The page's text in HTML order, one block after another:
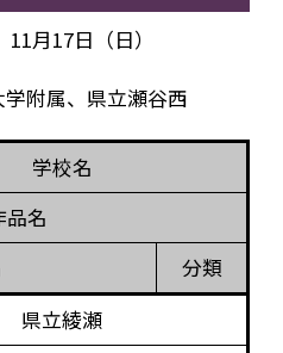
月17日（日）
学附属、県立瀬谷西
学校名
品名
分類
県立綾瀬